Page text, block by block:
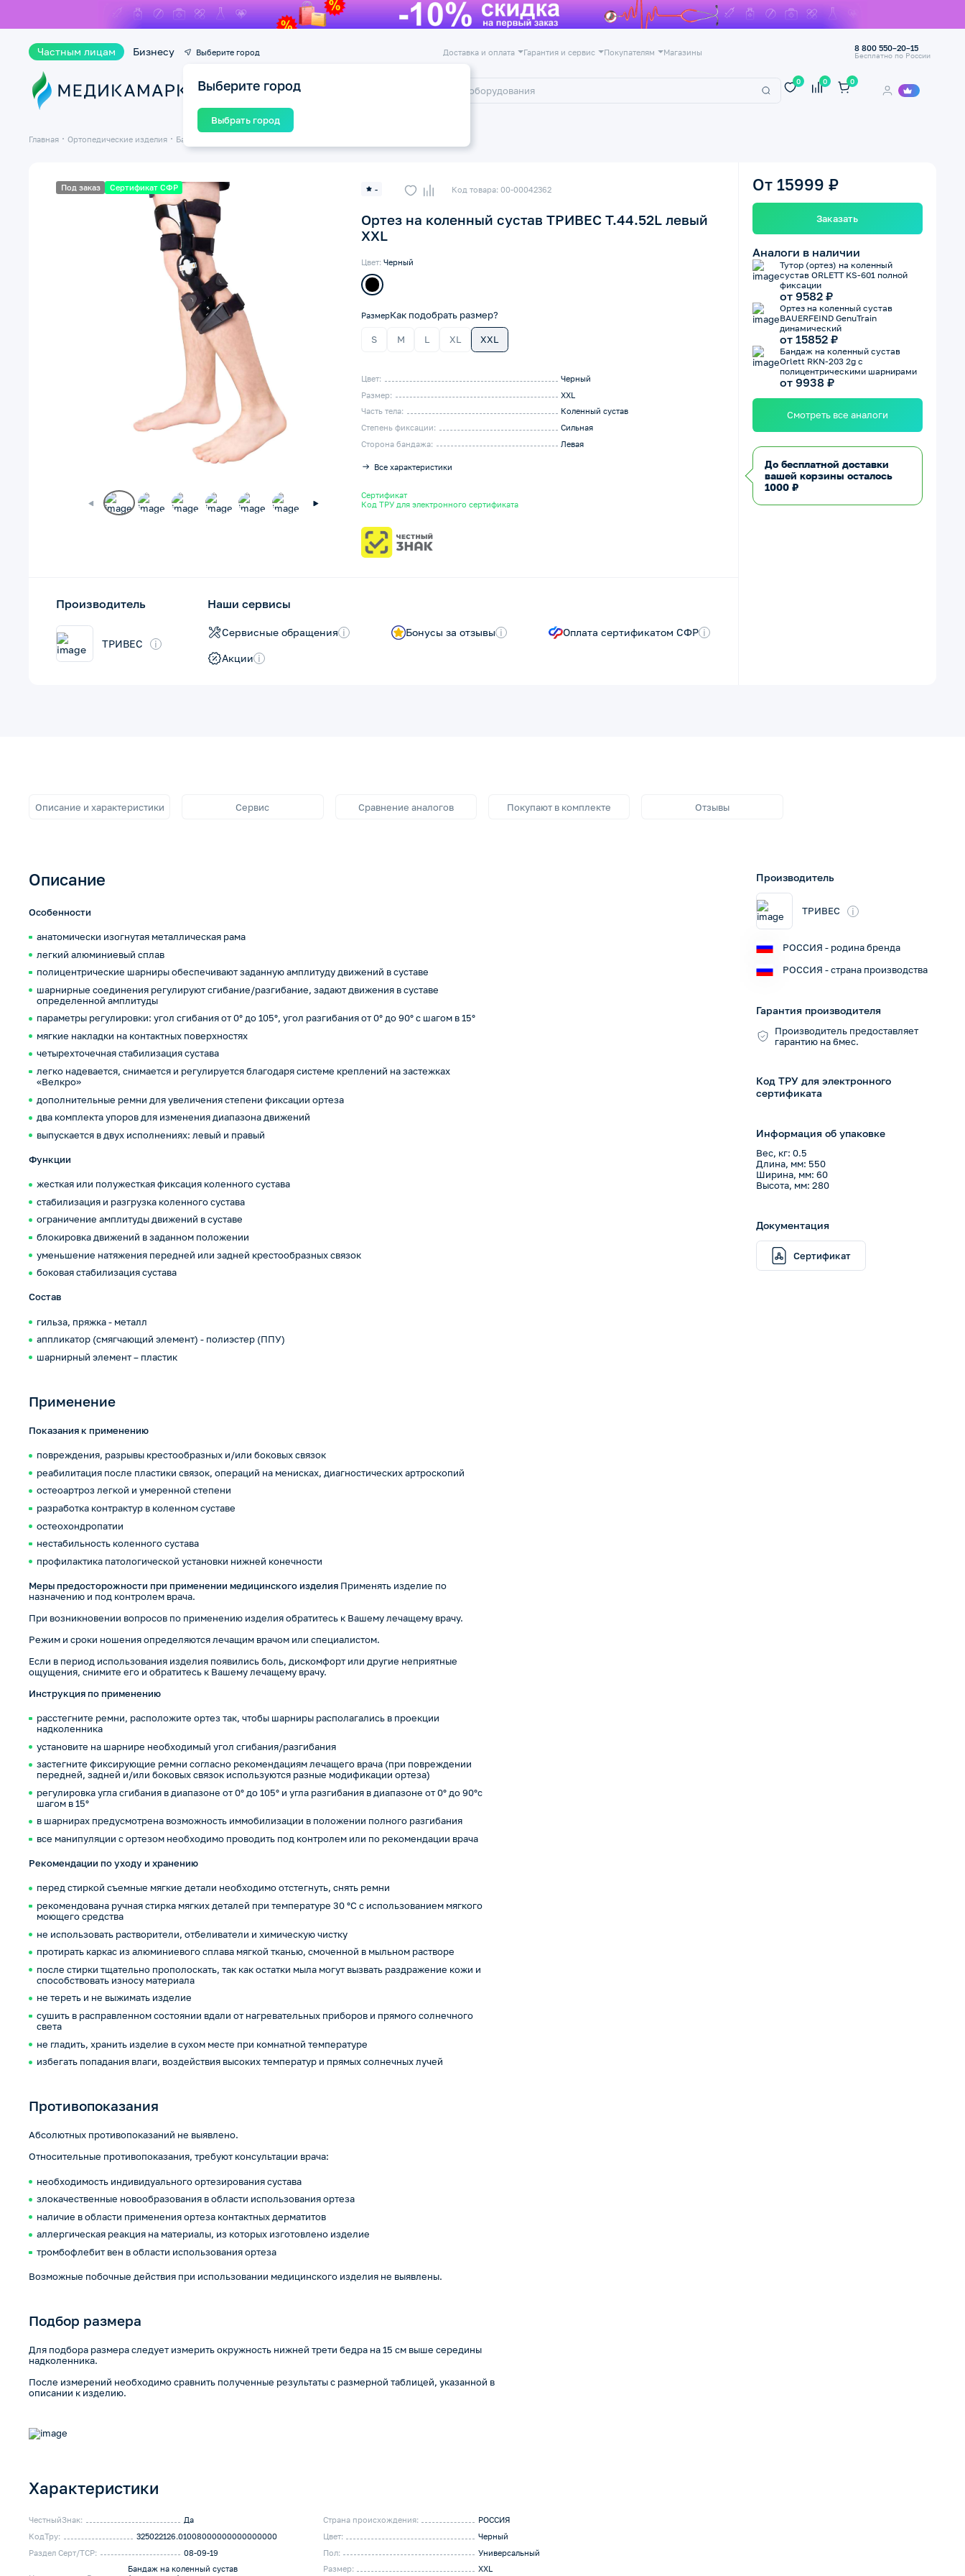
Частным лицам Бизнесу Выберите город
Выберите город
Выбрать город
Доставка и оплата Гарантия и сервис Покупателям Магазины 8 800 550–20–15
Бесплатно по России
Каталог
0 0 0
Главная Ортопедические изделия Бандажи и ортезы на суставы
Под заказ Сертификат СФР - Код товара: 00-00042362
Ортез на коленный сустав ТРИВЕС Т.44.52L левый
XXL
Цвет:Черный
РазмерКак подобрать размер?
S M L XL XXL
Цвет:
Черный
Размер:
XXL
Часть тела:
Коленный сустав
Степень фиксации:
Сильная
Сторона бандажа:
Левая
Все характеристики
Сертификат
Код ТРУ для электронного сертификата
Производитель
ТРИВЕС i
Наши сервисы
Сервисные обращения i Бонусы за отзывы i Оплата сертификатом СФР i
Акции i
От 15999 ₽
Заказать
Аналоги в наличии
Тутор (ортез) на коленный
сустав ORLETT KS-601 полной
фиксации
от 9582 ₽
Ортез на коленный сустав
BAUERFEIND GenuTrain
динамический
от 15852 ₽
Бандаж на коленный сустав
Orlett RKN-203 2g с
полицентрическими шарнирами
от 9938 ₽
Смотреть все аналоги
До бесплатной доставки
вашей корзины осталось
1000 ₽
Описание и характеристики Сервис Сравнение аналогов Покупают в комплекте Отзывы
Описание
Особенности
анатомически изогнутая металлическая рама
легкий алюминиевый сплав
полицентрические шарниры обеспечивают заданную амплитуду движений в суставе
шарнирные соединения регулируют сгибание/разгибание, задают движения в суставе
определенной амплитуды
параметры регулировки: угол сгибания от 0° до 105°, угол разгибания от 0° до 90° с шагом в 15°
мягкие накладки на контактных поверхностях
четырехточечная стабилизация сустава
легко надевается, снимается и регулируется благодаря системе креплений на застежках
«Велкро»
дополнительные ремни для увеличения степени фиксации ортеза
два комплекта упоров для изменения диапазона движений
выпускается в двух исполнениях: левый и правый
Функции
жесткая или полужесткая фиксация коленного сустава
стабилизация и разгрузка коленного сустава
ограничение амплитуды движений в суставе
блокировка движений в заданном положении
уменьшение натяжения передней или задней крестообразных связок
боковая стабилизация сустава
Состав
гильза, пряжка - металл
аппликатор (смягчающий элемент) - полиэстер (ППУ)
шарнирный элемент – пластик
Применение
Показания к применению
повреждения, разрывы крестообразных и/или боковых связок
реабилитация после пластики связок, операций на менисках, диагностических артроскопий
остеоартроз легкой и умеренной степени
разработка контрактур в коленном суставе
остеохондропатии
нестабильность коленного сустава
профилактика патологической установки нижней конечности
Меры предосторожности при применении медицинского изделия Применять изделие по
назначению и под контролем врача.
При возникновении вопросов по применению изделия обратитесь к Вашему лечащему врачу.
Режим и сроки ношения определяются лечащим врачом или специалистом.
Если в период использования изделия появились боль, дискомфорт или другие неприятные
ощущения, снимите его и обратитесь к Вашему лечащему врачу.
Инструкция по применению
расстегните ремни, расположите ортез так, чтобы шарниры располагались в проекции
надколенника
установите на шарнире необходимый угол сгибания/разгибания
застегните фиксирующие ремни согласно рекомендациям лечащего врача (при повреждении
передней, задней и/или боковых связок используются разные модификации ортеза)
регулировка угла сгибания в диапазоне от 0° до 105° и угла разгибания в диапазоне от 0° до 90°с
шагом в 15°
в шарнирах предусмотрена возможность иммобилизации в положении полного разгибания
все манипуляции с ортезом необходимо проводить под контролем или по рекомендации врача
Рекомендации по уходу и хранению
перед стиркой съемные мягкие детали необходимо отстегнуть, снять ремни
рекомендована ручная стирка мягких деталей при температуре 30 °С с использованием мягкого
моющего средства
не использовать растворители, отбеливатели и химическую чистку
протирать каркас из алюминиевого сплава мягкой тканью, смоченной в мыльном растворе
после стирки тщательно прополоскать, так как остатки мыла могут вызвать раздражение кожи и
способствовать износу материала
не тереть и не выжимать изделие
сушить в расправленном состоянии вдали от нагревательных приборов и прямого солнечного
света
не гладить, хранить изделие в сухом месте при комнатной температуре
избегать попадания влаги, воздействия высоких температур и прямых солнечных лучей
Противопоказания
Абсолютных противопоказаний не выявлено.
Относительные противопоказания, требуют консультации врача:
необходимость индивидуального ортезирования сустава
злокачественные новообразования в области использования ортеза
наличие в области применения ортеза контактных дерматитов
аллергическая реакция на материалы, из которых изготовлено изделие
тромбофлебит вен в области использования ортеза
Возможные побочные действия при использовании медицинского изделия не выявлены.
Подбор размера
Для подбора размера следует измерить окружность нижней трети бедра на 15 см выше середины
надколенника.
После измерений необходимо сравнить полученные результаты с размерной таблицей, указанной в
описании к изделию.
Характеристики
ЧестныйЗнак:
Да
КодТру:
325022126.01008000000000000000
Раздел Серт/ТСР:
08-09-19
Бандаж на коленный сустав
Страна происхождения:
РОССИЯ
Цвет:
Черный
Пол:
Универсальный
Размер:
XXL
Производитель
ТРИВЕС i
РОССИЯ - родина бренда
РОССИЯ - страна производства
Гарантия производителя
Производитель предоставляет
гарантию на 6мес.
Код ТРУ для электронного
сертификата
Информация об упаковке
Вес, кг: 0.5
Длина, мм: 550
Ширина, мм: 60
Высота, мм: 280
Документация
Сертификат